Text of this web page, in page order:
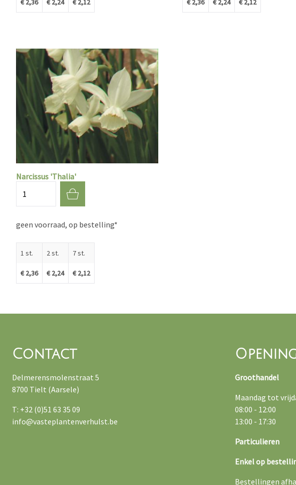
€ 2,36 € 2,24 € 2,12 € 2,36 € 2,24 € 2,12
Narcissus 'Thalia'
geen voorraad, op bestelling*
1 st.
€ 2,36
2 st.
€ 2,24
7 st.
€ 2,12
Contact
Delmerensmolenstraat 5
8700 Tielt (Aarsele)
T: +32 (0)51 63 35 09
info@vasteplantenverhulst.be
Groothandel
Maandag tot
08:00 - 12:00
13:00 - 17:30
Particulieren
Enkel op
Bestellingen